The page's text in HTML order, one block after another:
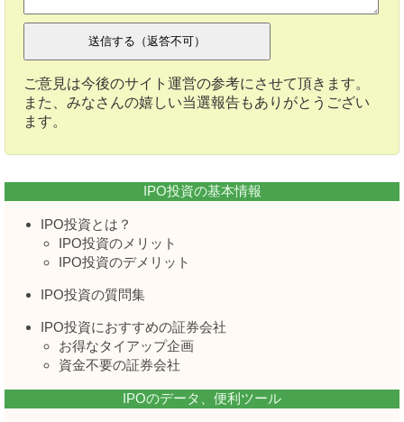
ご意見は今後のサイト運営の参考にさせて頂きます。
また、みなさんの嬉しい当選報告もありがとうござい
ます。
IPO投資の基本情報
IPO投資とは？
IPO投資のメリット
IPO投資のデメリット
IPO投資の質問集
IPO投資におすすめの証券会社
お得なタイアップ企画
資金不要の証券会社
IPOのデータ、便利ツール